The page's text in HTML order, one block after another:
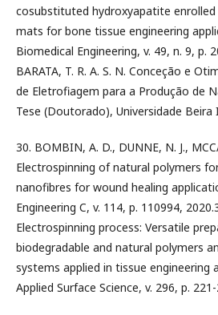
cosubstituted hydroxyapatite
mats for bone tissue engineering
Biomedical Engineering, v. 49, n. 9, p.
BARATA, T. R. A. S. N. Conceção e
de Eletrofiagem para a Produção de
Tese (Doutorado), Universidade Beira
30. BOMBIN, A. D., DUNNE, N. J.,
Electrospinning of natural polymers
nanofibres for wound healing
Engineering C, v. 114, p. 110994,
Electrospinning process: Versatile
biodegradable and natural polymers
systems applied in tissue engineering
Applied Surface Science, v. 296, p.